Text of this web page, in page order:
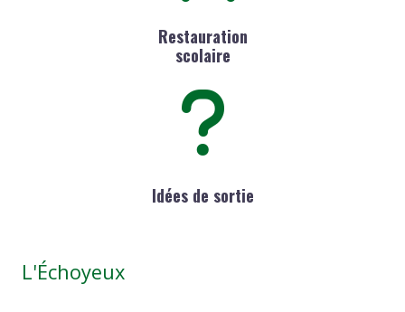
Restauration
scolaire
Idées de sortie
L'Échoyeux